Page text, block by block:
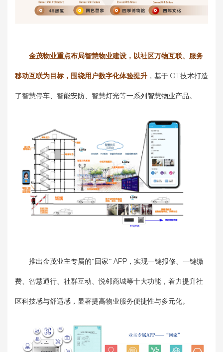
金茂物业重点布局智慧物业建设，以社区万物互联、服务
移动互联为目标，围绕用户数字化体验提升 ，基于IOT技术打造
了智慧停车、智能安防、智慧灯光等一系列智慧物业产品。
推出金茂业主专属的“回家” APP，实现一键报修、一键缴
费、智慧通行、社群互动、悦邻商城等十大功能，着力提升社
区科技感与舒适感，显著提高物业服务便捷性与多元化。